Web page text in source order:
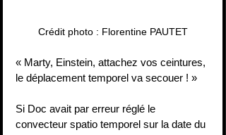
Crédit photo : Florentine PAUTET
« Marty, Einstein, attachez vos ceintures,
le déplacement temporel va secouer ! »
Si Doc avait par erreur réglé le
convecteur spatio temporel sur la date du